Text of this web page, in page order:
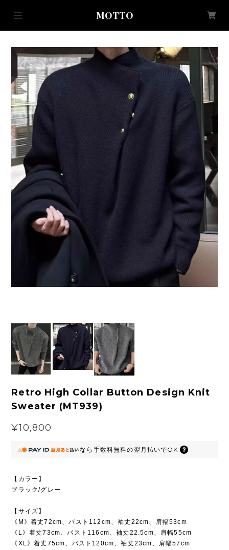
MOTTO
Retro High Collar Button Design Knit
Sweater (MT939)
¥10,800
なら 手数料無料の翌月払いでOK
【カラー】
ブラック/グレー
【サイズ】
《M》着丈72cm、バスト112cm、袖丈22cm、肩幅53cm
《L》着丈73cm、バスト116cm、袖丈22.5cm、肩幅55cm
《XL》着丈75cm、バスト120cm、袖丈23cm、肩幅57cm